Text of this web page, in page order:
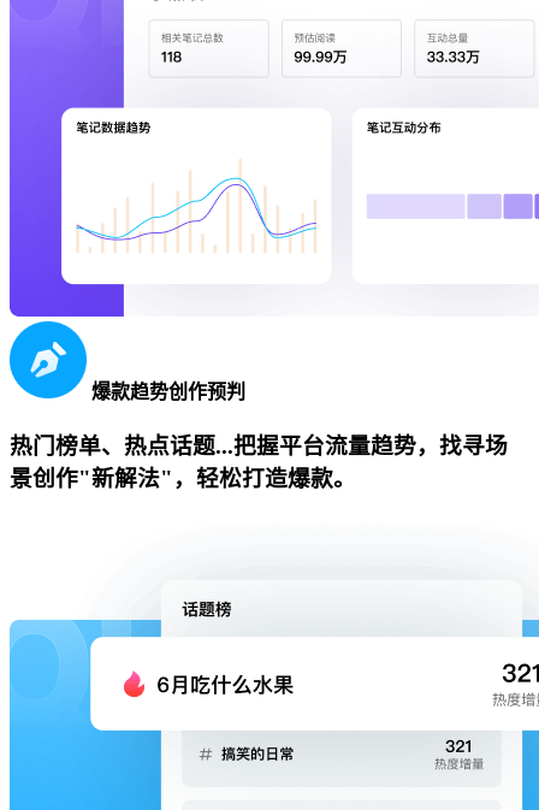
爆款趋势创作预判
热门榜单、热点话题...把握平台流量趋势，找寻场
景创作"新解法"，轻松打造爆款。